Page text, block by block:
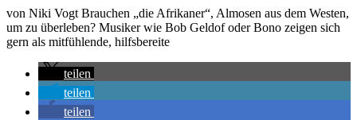
von Niki Vogt Brauchen „die Afrikaner“, Almosen aus dem Westen,
um zu überleben? Musiker wie Bob Geldof oder Bono zeigen sich
gern als mitfühlende, hilfsbereite
teilen
teilen
teilen